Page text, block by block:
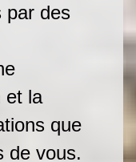
par des
et la
que
de vous.